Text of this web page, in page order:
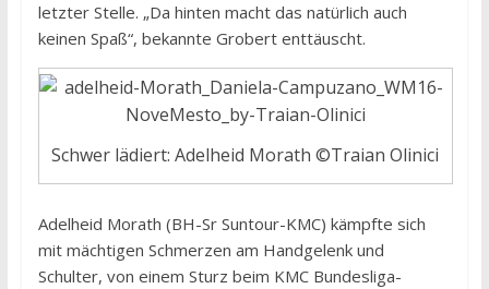
letzter Stelle. „Da hinten macht das natürlich auch
keinen Spaß“, bekannte Grobert enttäuscht.
Schwer lädiert: Adelheid Morath ©Traian Olinici
Adelheid Morath (BH-Sr Suntour-KMC) kämpfte sich
mit mächtigen Schmerzen am Handgelenk und
Schulter, von einem Sturz beim KMC Bundesliga-